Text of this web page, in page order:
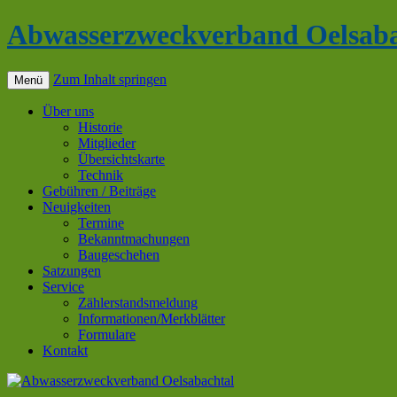
Abwasserzweckverband
Menü Zum Inhalt springen
Über uns
Historie
Mitglieder
Übersichtskarte
Technik
Gebühren / Beiträge
Neuigkeiten
Termine
Bekanntmachungen
Baugeschehen
Satzungen
Service
Zählerstandsmeldung
Informationen/Merkblätter
Formulare
Kontakt